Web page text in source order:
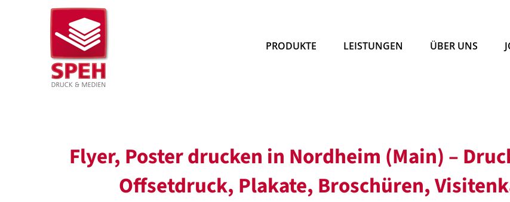
PRODUKTE LEISTUNGEN ÜBER UNS
Flyer, Poster drucken in Nordheim (Main) –
Offsetdruck, Plakate, Broschüren,